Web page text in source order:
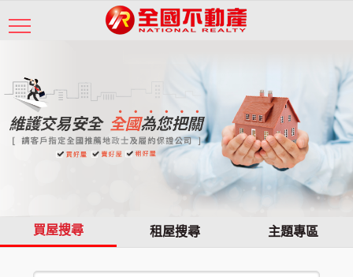
買屋搜尋 租屋搜尋 主題專區